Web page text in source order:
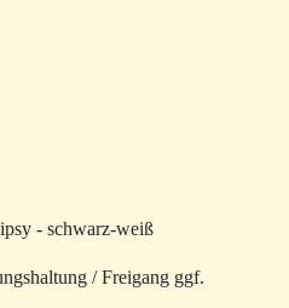
- schwarz-weiß
/ Freigang ggf.